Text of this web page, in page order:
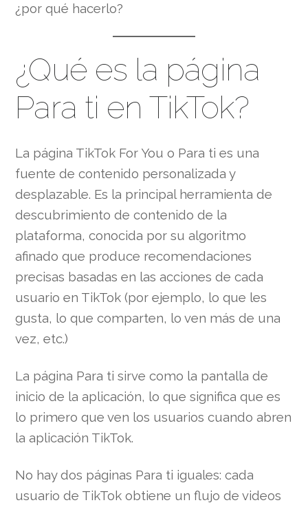
¿por qué hacerlo?
¿Qué es la página
Para ti en TikTok?
La página TikTok For You o Para ti es una
fuente de contenido personalizada y
desplazable. Es la principal herramienta de
descubrimiento de contenido de la
plataforma, conocida por su algoritmo
afinado que produce recomendaciones
precisas basadas en las acciones de cada
usuario en TikTok (por ejemplo, lo que les
gusta, lo que comparten, lo ven más de una
vez, etc.)
La página Para ti sirve como la pantalla de
inicio de la aplicación, lo que significa que es
lo primero que ven los usuarios cuando abren
la aplicación TikTok.
No hay dos páginas Para ti iguales: cada
usuario de TikTok obtiene un flujo de videos